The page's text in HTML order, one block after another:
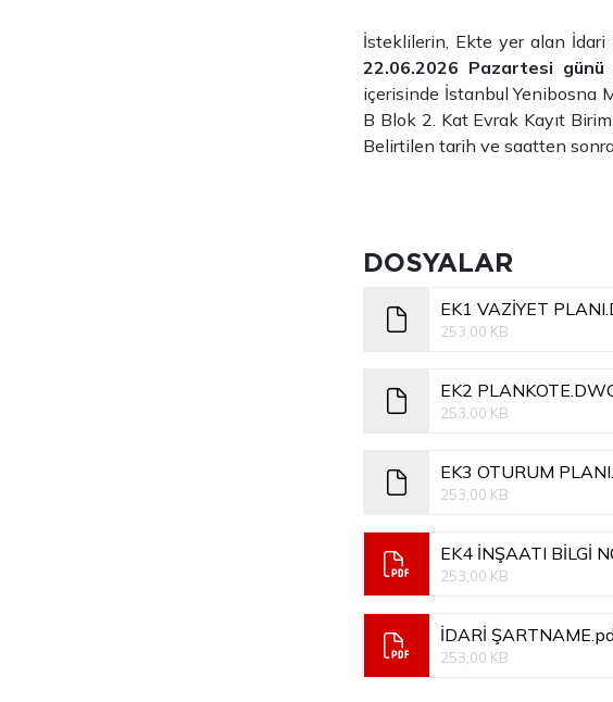
İsteklilerin, Ekte yer alan
22.06.2026 Pazartesi
içerisinde İstanbul Yenibosna
B Blok 2. Kat Evrak Kayıt
Belirtilen tarih ve saatten
DOSYALAR
EK1 VAZİYET
253,00 KB
EK2
253,00 KB
EK3 OTURUM
253,00 KB
EK4 İNŞAATI BİLGİ
253,00 KB
İDARİ
253,00 KB